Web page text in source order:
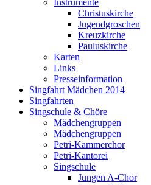
Instrumente
Christuskirche
Jugendgroschen
Kreuzkirche
Pauluskirche
Karten
Links
Presseinformation
Singfahrt Mädchen 2014
Singfahrten
Singschule & Chöre
Mädchengruppen
Mädchengruppen
Petri-Kammerchor
Petri-Kantorei
Singschule
Jungen A-Chor